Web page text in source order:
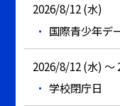
2026/8/12 (水)
国際青少年デ
2026/8/12 (水) ～
学校閉庁日